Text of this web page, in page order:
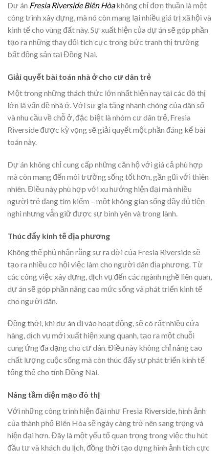
Dự án Fresia Riverside Biên Hòakhông chỉ đơn thuần là một
công trình xây dựng, mà nó còn mang lại nhiều giá trị xã hội và
kinh tế cho vùng đất này. Sự xuất hiện của dự án sẽ góp phần
tạo ra những thay đổi tích cực trong bức tranh thị trường
bất động sản tại Đồng Nai.
Giải quyết bài toán nhà ở cho cư dân trẻ
Một trong những thách thức lớn nhất hiện nay tại các đô thị
lớn là vấn đề nhà ở. Với sự gia tăng nhanh chóng của dân số
và nhu cầu về chỗ ở, đặc biệt là nhóm cư dân trẻ, Fresia
Riverside được kỳ vọng sẽ giải quyết một phần đáng kể bài
toán này.
Dự án không chỉ cung cấp những căn hộ với giá cả phù hợp
mà còn mang đến môi trường sống tốt hơn, gần gũi với thiên
nhiên. Điều này phù hợp với xu hướng hiện đại mà nhiều
người trẻ đang tìm kiếm – một không gian sống đầy đủ tiện
nghi nhưng vẫn giữ được sự bình yên và trong lành.
Thúc đẩy kinh tế địa phương
Không thể phủ nhận rằng sự ra đời của Fresia Riverside sẽ
tạo ra nhiều cơ hội việc làm cho người dân địa phương. Từ
các công việc xây dựng, dịch vụ đến các ngành nghề liên quan,
dự án sẽ góp phần nâng cao mức sống và phát triển kinh tế
cho người dân.
Đồng thời, khi dự án đi vào hoạt động, sẽ có rất nhiều cửa
hàng, dịch vụ mới xuất hiện xung quanh, tạo ra một chuỗi
cung ứng đa dạng cho cư dân. Điều này không chỉ nâng cao
chất lượng cuộc sống mà còn thúc đẩy sự phát triển kinh tế
tổng thể cho tỉnh Đồng Nai.
Nâng tầm diện mạo đô thị
Với những công trình hiện đại như Fresia Riverside, hình ảnh
của thành phố Biên Hòa sẽ ngày càng trở nên sang trọng và
hiện đại hơn. Đây là một yếu tố quan trọng trong việc thu hút
đầu tư và khách du lịch, đồng thời tạo dựng hình ảnh tích cực